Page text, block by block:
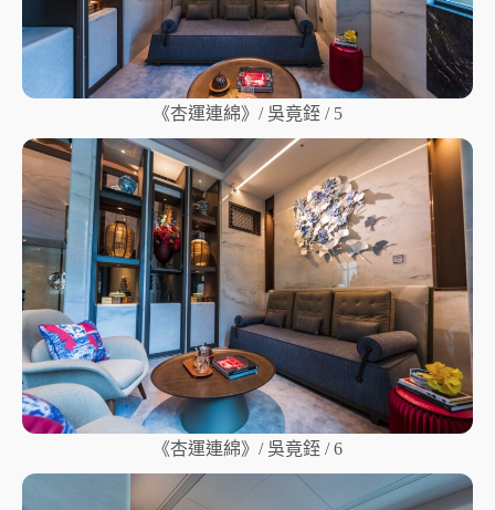
《杏運連綿》/ 吳竟銍 / 5
《杏運連綿》/ 吳竟銍 / 6